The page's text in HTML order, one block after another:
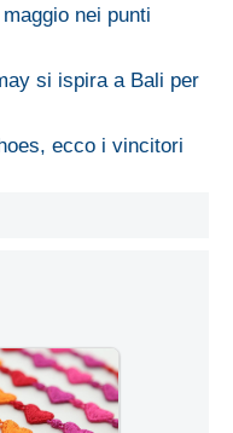
nei punti
si ispira a Bali per
ecco i vincitori